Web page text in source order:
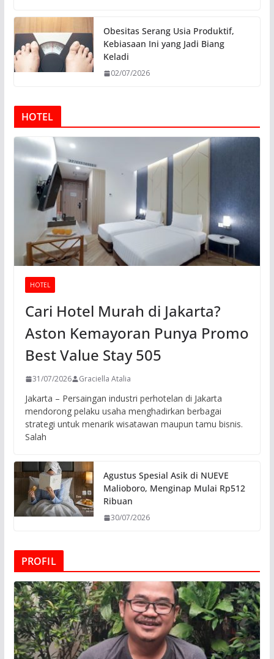
Obesitas Serang Usia Produktif,
Kebiasaan Ini yang Jadi Biang
Keladi
02/07/2026
HOTEL
HOTEL
Cari Hotel Murah di Jakarta?
Aston Kemayoran Punya Promo
Best Value Stay 505
31/07/2026 Graciella Atalia
Jakarta – Persaingan industri perhotelan di Jakarta
mendorong pelaku usaha menghadirkan berbagai
strategi untuk menarik wisatawan maupun tamu bisnis.
Salah
Agustus Spesial Asik di NUEVE
Malioboro, Menginap Mulai Rp512
Ribuan
30/07/2026
PROFIL